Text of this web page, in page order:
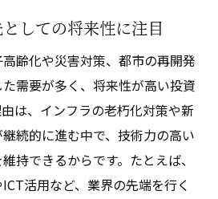
しての将来性に注目
齢化や災害対策、都市の再開発
需要が多く、将来性が高い投資
は、インフラの老朽化対策や新
続的に進む中で、技術力の高い
持できるからです。たとえば、
活用など、業界の先端を行く